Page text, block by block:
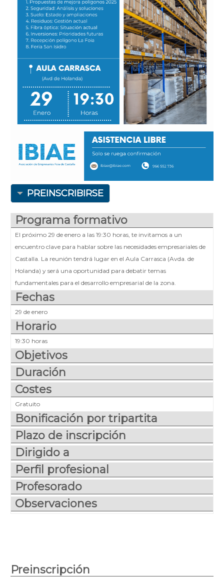
PREINSCRIBIRSE
Programa formativo
El próximo 29 de enero a las 19:30 horas, te invitamos a un
encuentro clave para hablar sobre las necesidades empresariales de
Castalla. La reunión tendrá lugar en el Aula Carrasca (Avda. de
Holanda) y será una oportunidad para debatir temas
fundamentales para el desarrollo empresarial de la zona.
Fechas
29 de enero
Horario
19:30 horas
Objetivos
Duración
Costes
Gratuito
Bonificación por tripartita
Plazo de inscripción
Dirigido a
Perfil profesional
Profesorado
Observaciones
Preinscripción